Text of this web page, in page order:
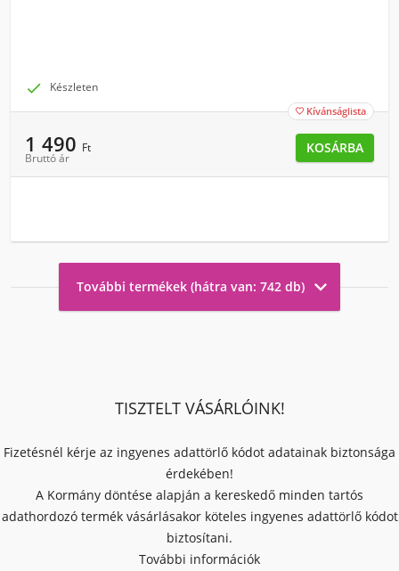
 Készleten
 Kívánságlista
1 490 Ft
Bruttó ár
KOSÁRBA
További termékek (hátra van: 742 db) 
TISZTELT VÁSÁRLÓINK!
Fizetésnél kérje az ingyenes adattörlő kódot adatainak biztonsága
érdekében!
A Kormány döntése alapján a kereskedő minden tartós
adathordozó termék vásárlásakor köteles ingyenes adattörlő kódot
biztosítani.
További információk